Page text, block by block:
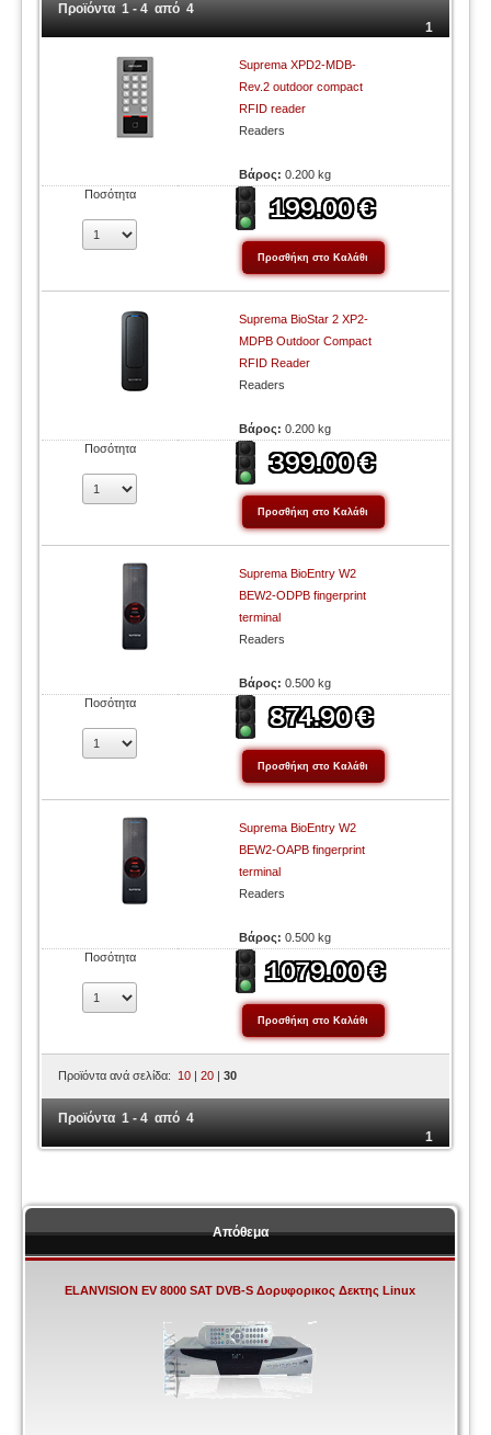
Προϊόντα 1 - 4 από 4
1
Suprema XPD2-MDB-
Rev.2 outdoor compact
RFID reader
Readers
Βάρος:0.200 kg
Ποσότητα
Suprema BioStar 2 XP2-
MDPB Outdoor Compact
RFID Reader
Readers
Βάρος:0.200 kg
Ποσότητα
Suprema BioEntry W2
BEW2-ODPB fingerprint
terminal
Readers
Βάρος:0.500 kg
Ποσότητα
Suprema BioEntry W2
BEW2-OAPB fingerprint
terminal
Readers
Βάρος:0.500 kg
Ποσότητα
Προϊόντα ανά σελίδα: 10 |20 |30
Προϊόντα 1 - 4 από 4
1
Απόθεμα
ELANVISION EV 8000 SAT DVB-S Δορυφορικος Δεκτης Linux